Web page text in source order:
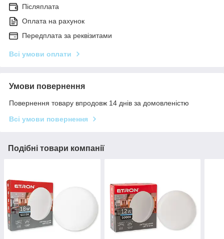
Післяплата
Оплата на рахунок
Передплата за реквізитами
Всі умови оплати
Умови повернення
Повернення товару впродовж 14 днів за домовленістю
Всі умови повернення
Подібні товари компанії